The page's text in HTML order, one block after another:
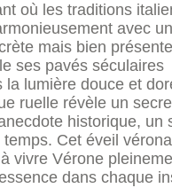
où les traditions
avec
mais bien
ses pavés séculaires
la lumière douce et
ruelle révèle un
historique, un
Cet éveil
vivre Vérone
dans chaque